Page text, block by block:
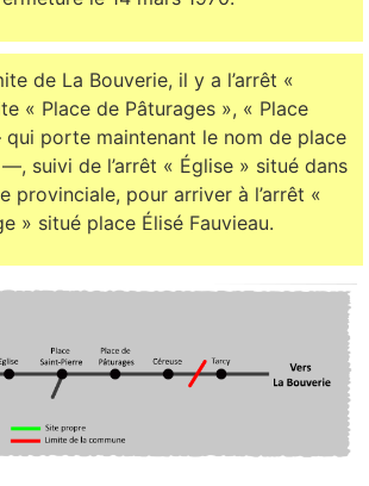
de La Bouverie, il y a l’arrêt «
« Place de Pâturages », « Place
porte maintenant le nom de place
suivi de l’arrêt « Église » situé dans
provinciale, pour arriver à l’arrêt «
» situé place Élisé Fauvieau.